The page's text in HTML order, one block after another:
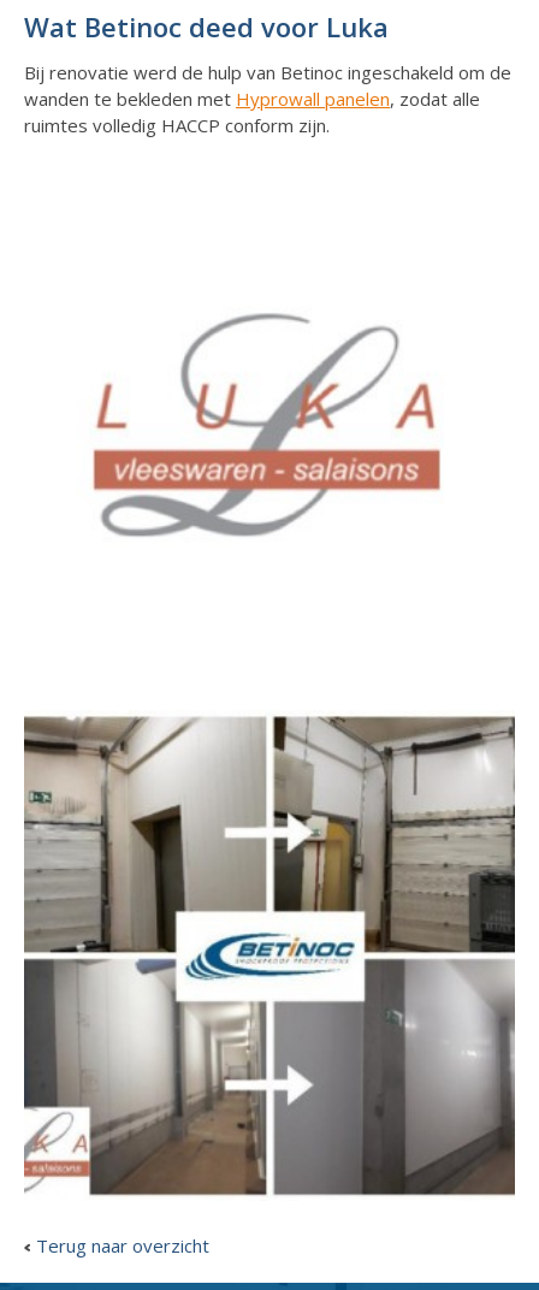
Wat Betinoc deed voor Luka
Bij renovatie werd de hulp van Betinoc ingeschakeld om de
wanden te bekleden met Hyprowall panelen, zodat alle
ruimtes volledig HACCP conform zijn.
Terug naar overzicht